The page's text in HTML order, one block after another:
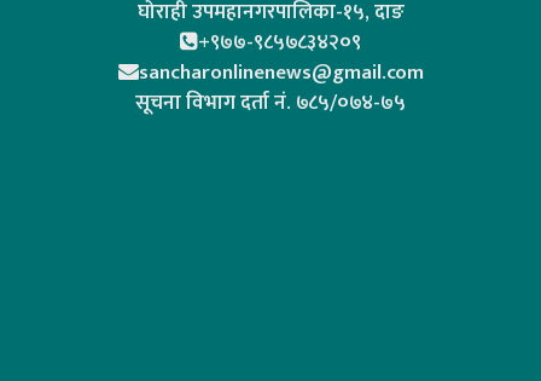
घोराही उपमहानगरपालिका-१५, दाङ
+९७७-९८५७८३४२०९
sancharonlinenews@gmail.com
सूचना विभाग दर्ता न‌ं. ७८५/०७४-७५